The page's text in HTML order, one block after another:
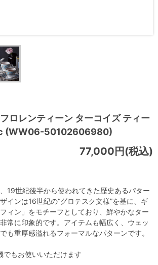
フロレンティーン ターコイズ ティー
(WW06-50102606980)
77,000円(税込)
19世紀後半から使われてきた歴史あるパター
インは16世紀の“グロテスク文様”を基に、ギ
ィン」をモチーフとしており、鮮やかなター
常に印象的です。アイテムも幅広く、ウェッ
も重厚感溢れるフォーマルなパターンです。
でもお使いいただけます